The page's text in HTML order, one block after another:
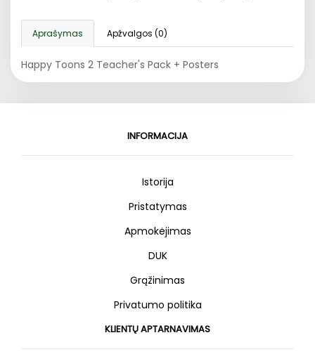
Aprašymas Apžvalgos (0)
Happy Toons 2 Teacher's Pack + Posters
INFORMACIJA
Istorija
Pristatymas
Apmokėjimas
DUK
Grąžinimas
Privatumo politika
KLIENTŲ APTARNAVIMAS